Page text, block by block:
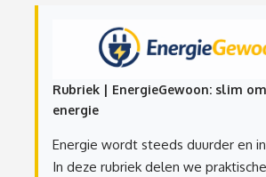
Rubriek | EnergieGewoon: slim
energie
Energie wordt steeds duurder en
In deze rubriek delen we